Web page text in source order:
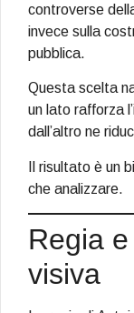
controverse
invece sulla
pubblica.
Questa scelta
un lato rafforza
dall’altro ne
Il risultato è un
che analizzare.
Regia
visiva